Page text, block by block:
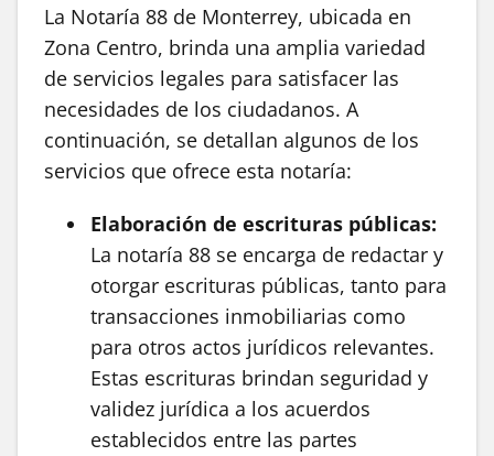
La Notaría 88 de Monterrey, ubicada en
Zona Centro, brinda una amplia variedad
de servicios legales para satisfacer las
necesidades de los ciudadanos. A
continuación, se detallan algunos de los
servicios que ofrece esta notaría:
Elaboración de escrituras públicas:
La notaría 88 se encarga de redactar y
otorgar escrituras públicas, tanto para
transacciones inmobiliarias como
para otros actos jurídicos relevantes.
Estas escrituras brindan seguridad y
validez jurídica a los acuerdos
establecidos entre las partes